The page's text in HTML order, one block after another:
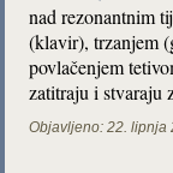
nad rezonantnim
(klavir), trzanjem
povlačenjem
zatitraju i stvaraju
Objavljeno: 22. lipnja